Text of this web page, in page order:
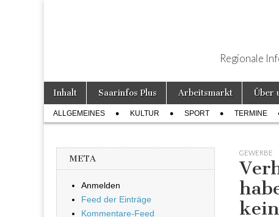
Regionale
Hauptmenü
Weiter zum Inhalt
Inhalt Saarinfos Plus Arbeitsmarkt Über
Untermenü
ALLGEMEINES KULTUR SPORT TERMINE
GEWERBE
META
Anmelden
Feed der Einträge
Kommentare-Feed